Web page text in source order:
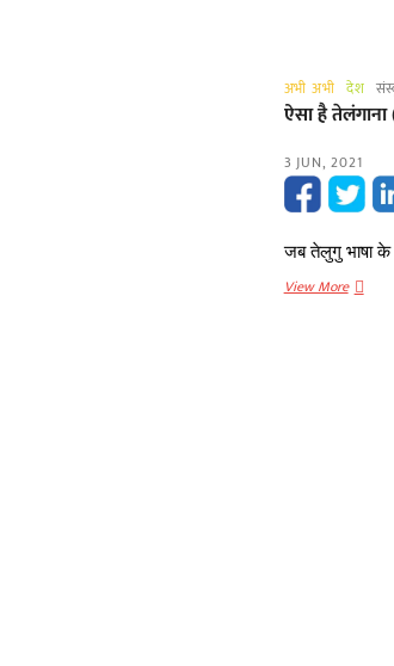
अभी अभी देश
ऐसा है
3 JUN, 2021
जब तेलुगु भाषा
View Moreऐसा